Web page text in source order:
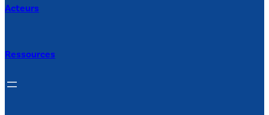
Acteurs
Ressources